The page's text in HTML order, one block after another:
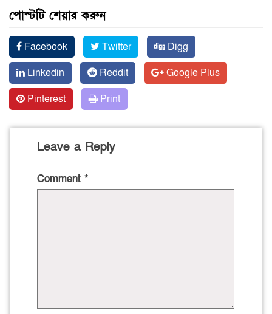
পোস্টটি শেয়ার করুন
Facebook Twitter
Digg
Linkedin
Reddit
Google Plus
Pinterest
Print
Leave a Reply
Comment *